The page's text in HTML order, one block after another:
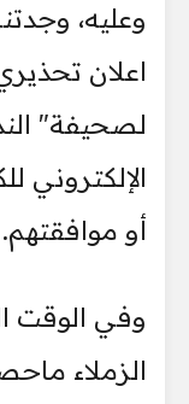
وعليه،
اعلان
لصحيفة"
الإلكتروني
أو موافقتهم.
وفي الوقت
الزملاء